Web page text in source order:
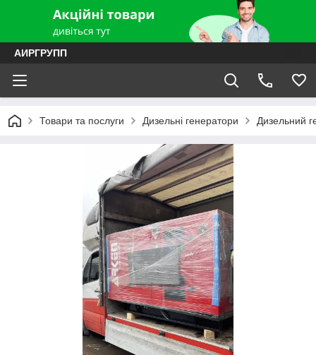
АИРГРУПП
Товари та послуги Дизельні генератори Дизельний